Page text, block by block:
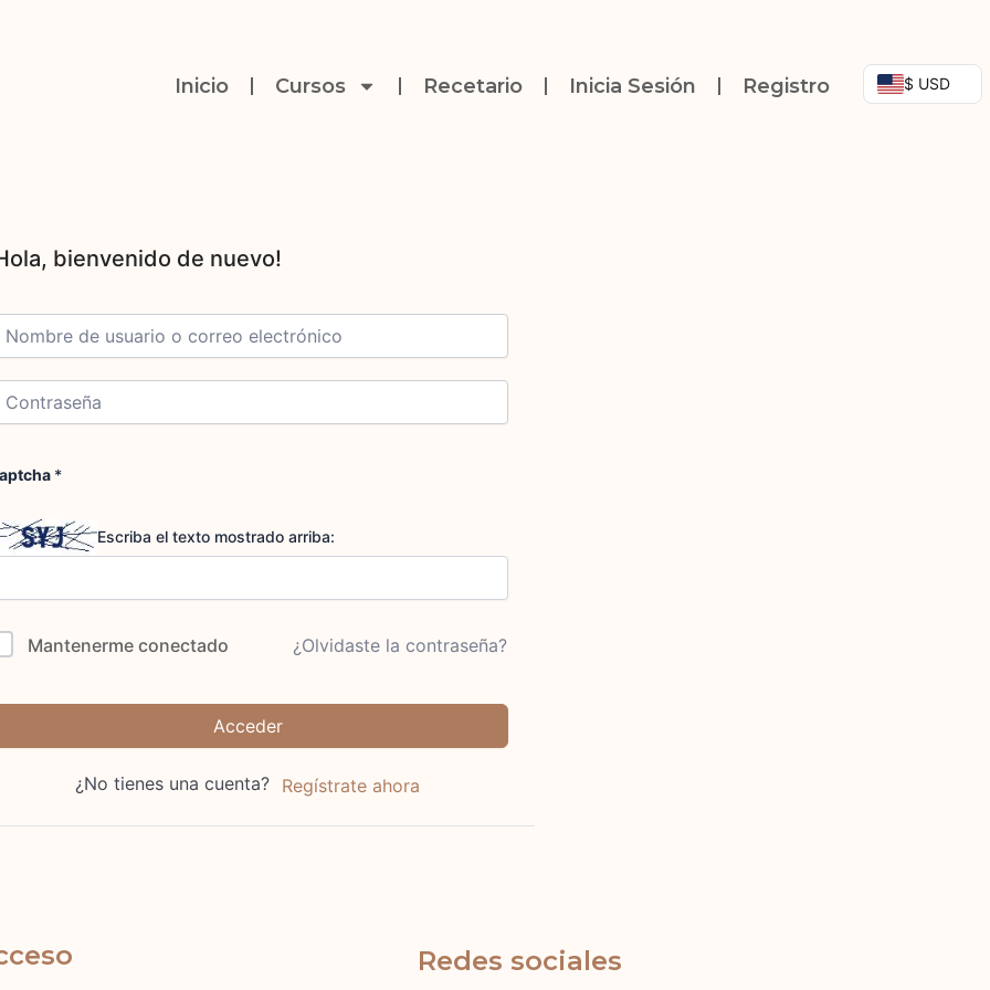
Inicio Cursos Recetario Inicia Sesión Registro $ USD
*
Escriba el texto mostrado arriba:
Mantenerme conectado ¿Olvidaste la contraseña?
Acceder
¿No tienes una cuenta? Regístrate ahora
Redes sociales